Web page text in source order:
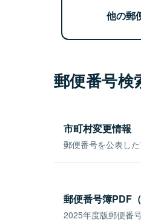
他の郵
郵便番号検
市町村変更情報
郵便番号を公表し
郵便番号簿PDF
2025年度版郵便番